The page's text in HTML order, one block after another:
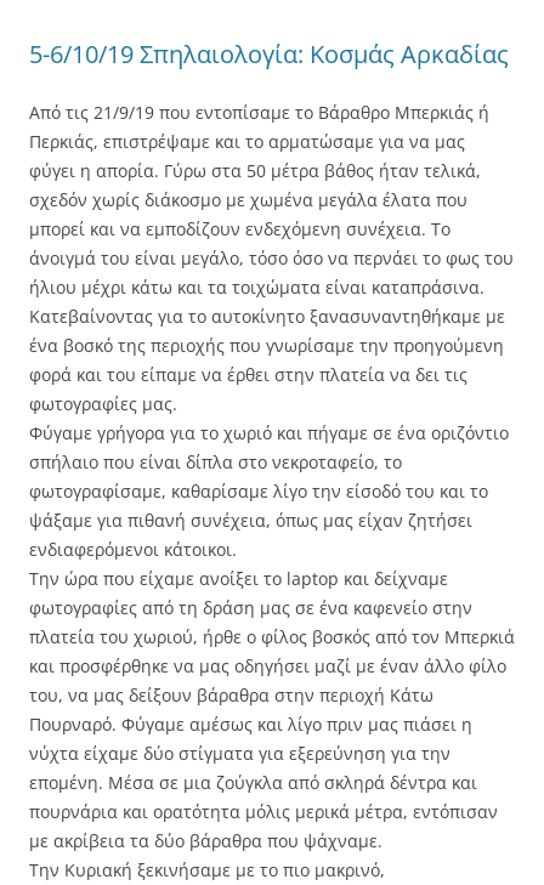
5-6/10/19 Σπηλαιολογία: Κοσμάς Αρκαδίας
Από τις 21/9/19 που εντοπίσαμε το Βάραθρο Μπερκιάς ή
Περκιάς, επιστρέψαμε και το αρματώσαμε για να μας
φύγει η απορία. Γύρω στα 50 μέτρα βάθος ήταν τελικά,
σχεδόν χωρίς διάκοσμο με χωμένα μεγάλα έλατα που
μπορεί και να εμποδίζουν ενδεχόμενη συνέχεια. Το
άνοιγμά του είναι μεγάλο, τόσο όσο να περνάει το φως του
ήλιου μέχρι κάτω και τα τοιχώματα είναι καταπράσινα.
Κατεβαίνοντας για το αυτοκίνητο ξανασυναντηθήκαμε με
ένα βοσκό της περιοχής που γνωρίσαμε την προηγούμενη
φορά και του είπαμε να έρθει στην πλατεία να δει τις
φωτογραφίες μας.
Φύγαμε γρήγορα για το χωριό και πήγαμε σε ένα οριζόντιο
σπήλαιο που είναι δίπλα στο νεκροταφείο, το
φωτογραφίσαμε, καθαρίσαμε λίγο την είσοδό του και το
ψάξαμε για πιθανή συνέχεια, όπως μας είχαν ζητήσει
ενδιαφερόμενοι κάτοικοι.
Την ώρα που είχαμε ανοίξει το laptop και δείχναμε
φωτογραφίες από τη δράση μας σε ένα καφενείο στην
πλατεία του χωριού, ήρθε ο φίλος βοσκός από τον Μπερκιά
και προσφέρθηκε να μας οδηγήσει μαζί με έναν άλλο φίλο
του, να μας δείξουν βάραθρα στην περιοχή Κάτω
Πουρναρό. Φύγαμε αμέσως και λίγο πριν μας πιάσει η
νύχτα είχαμε δύο στίγματα για εξερεύνηση για την
επομένη. Μέσα σε μια ζούγκλα από σκληρά δέντρα και
πουρνάρια και ορατότητα μόλις μερικά μέτρα, εντόπισαν
με ακρίβεια τα δύο βάραθρα που ψάχναμε.
Την Κυριακή ξεκινήσαμε με το πιο μακρινό,